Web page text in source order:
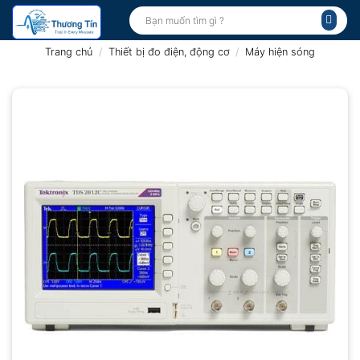
Bỏ
qua
Tìm
kiếm:
Trang chủ / Thiết bị đo điện, động cơ / Máy hiện sóng